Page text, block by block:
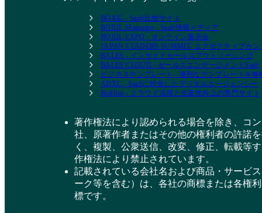
BOXIL - SaaS比較サイト
BOXIL Magazine - SaaS情報メディア
BOXIL EXPO - オンライン展示会
JAPAN LEADERS SUMMIT- エグゼクティブカン
BALES - インサイドセールスアウトソーシング
BALES CLOUD - セールスエンゲージメントSaaS
ビジネステンプレート - 便利なテンプレートを無
ADXL - SaaSに特化したデジタルエージェンシー
BizHint - クラウド活用と生産性向上の専門サイト
著作権法により認められる場合を除き、コ
社、原著作者またはその他の権利者の許諾
く、複製、公衆送信、改変、修正、転載等
作権法により禁止されています。
記載されている会社名および商品・サービ
ーク等を含む）は、各社の商標または各権
標です。